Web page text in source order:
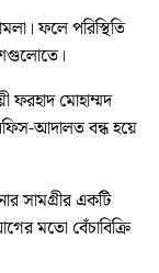
ফলে পরিস্থিতি
মোহাম্মদ
আদালত বন্ধ হয়ে
সামগ্রীর একটি
মতো বেঁচাবিক্রি